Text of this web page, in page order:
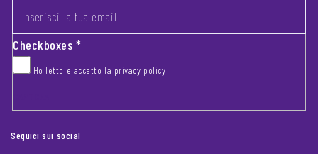
Checkboxes*
Ho letto e accetto la privacy policy
Seguici sui social